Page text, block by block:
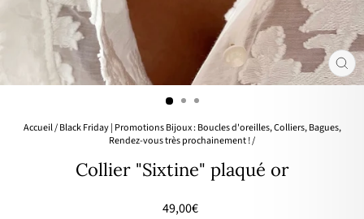
Accueil/ Black Friday | Promotions Bijoux : Boucles d'oreilles, Colliers, Bagues,
Rendez-vous très prochainement !/
Collier "Sixtine" plaqué or
Prix
49,00€